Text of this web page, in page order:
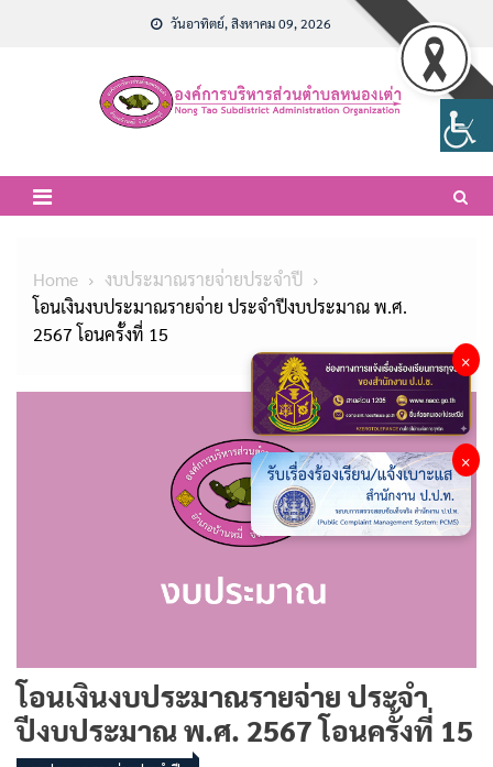
วันอาทิตย์, สิงหาคม 09, 2026
Home
งบประมาณรายจ่ายประจำปี
โอนเงินงบประมาณรายจ่าย ประจำปีงบประมาณ พ.ศ.
2567 โอนครั้งที่ 15
โอนเงินงบประมาณรายจ่าย ประจำ
ปีงบประมาณ พ.ศ. 2567 โอนครั้งที่ 15
×
×